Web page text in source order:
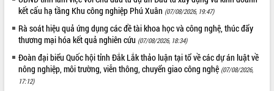
UBND tỉnh họp báo định kỳ tháng 4
năm 2026
Hội thảo khoa học “Giải pháp thúc đẩy
phát triển nền kinh tế xanh tại tỉnh
Đắk Lắk”
Tăng cường giám sát, đôn đốc thực
kết cấu hạ tầng Khu công nghiệp Phú Xuân (07/08/2026, 19:47)
Rà soát hiệu quả ứng dụng các đề tài khoa học và công nghệ, thúc đẩy
thương mại hóa kết quả nghiên cứu (07/08/2026, 18:34)
Đoàn đại biểu Quốc hội tỉnh Đắk Lắk thảo luận tại tổ về các dự án luật về
nông nghiệp, môi trường, viễn thông, chuyển giao công nghệ (07/08/2026,
17:12)